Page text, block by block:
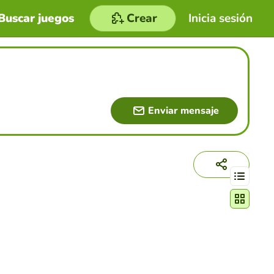
Inicia sesión
juegos Crear
Enviar mensaje
Cambiar